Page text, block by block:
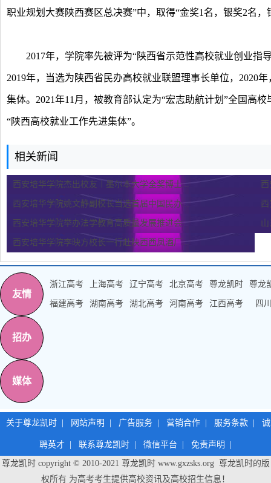
职业规划大赛陕西赛区总决赛”中，取得“金奖1名，银奖2名，
2017年，学院率先被评为“陕西省示范性高校就业创业指
2019年，当选为陕西省民办高校就业联盟理事长单位，2020
集体。2021年11月，被教育部认定为“宏志助航计划”全国高
“陕西高校就业工作先进集体”。
相关新闻
西安培华学院杰出校友︱墨尔本大学全奖博士...
西安培华学院姚文静副校长当选首届中国民办...
西安培华学院举办法学教育高质量发展推进会
西安培华学院李映方校长一行赴陕西西凤酒厂...
友情
浙江高考 上海高考 辽宁高考 北京高考 尊龙凯时 尊龙
福建高考 湖南高考 湖北高考 河南高考 江西高考 四
招办
媒体
关于尊龙凯时 网站声明 广告服务 营销合作 服务条款 诚
聘英才 联系尊龙凯时 微信平台 免责声明
尊龙凯时 copyright © 2010-2021 尊龙凯时www.gxzsks.org 尊龙凯时的版
权所有 为高考考生提供高校资讯及高校招生信息！